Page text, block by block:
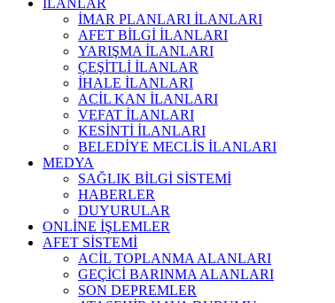
İMAR PLANLARI İLANLARI
AFET BİLGİ İLANLARI
YARIŞMA İLANLARI
ÇEŞİTLİ İLANLAR
İHALE İLANLARI
ACİL KAN İLANLARI
VEFAT İLANLARI
KESİNTİ İLANLARI
BELEDİYE MECLİS İLANLARI
MEDYA
SAĞLIK BİLGİ SİSTEMİ
HABERLER
DUYURULAR
ONLİNE İŞLEMLER
AFET SİSTEMİ
ACİL TOPLANMA ALANLARI
GEÇİCİ BARINMA ALANLARI
SON DEPREMLER